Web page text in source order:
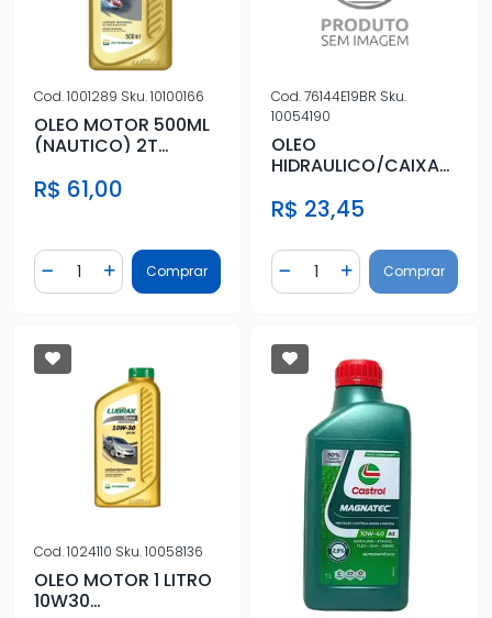
Cod.1001289 Sku.10100166
OLEO MOTOR 500ML
(NAUTICO) 2T
R$ 61,00
Diminuir Quantidade
Quantidade
Adicionar Quantidade
Comprar
Cod.76144E19BR Sku.
10054190
OLEO
HIDRAULICO/CAIXA
MINERAL
R$ 23,45
Diminuir Quantidade
Quantidade
AdicionarComprar
Cod.1024110 Sku.10058136
OLEO MOTOR 1 LITRO
10W30